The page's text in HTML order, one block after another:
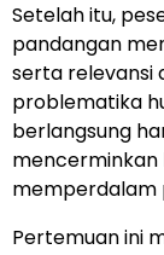
Setelah itu,
pandangan
serta
problematika
berlangsung
memperdalam
Pertemuan ini